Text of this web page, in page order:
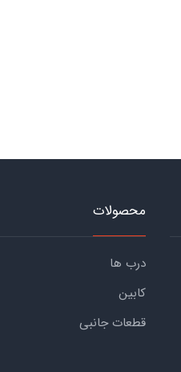
محصولات
درب ها
کابین
قطعات جانبی